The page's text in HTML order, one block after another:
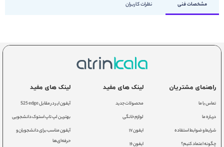
خطا : بوق ممتد
مشخصات فنی نظرات کاربران
راهنمای مشتریان
تماس با ما
درباره ما
شرایط و ضوابط استفاده
چگونه اعتماد کنیم؟
لینک های مفید
محصولات جدید
لوازم خانگی
ایفون ۱۷
ایفون ۱۶
لینک های مفید
آیفون ایر در مقابل S25 edge
بهترین لپ تاپ استوک دانشجویی
آیفون مناسب برای دانشجویان و
حرفه‌ای‌ها